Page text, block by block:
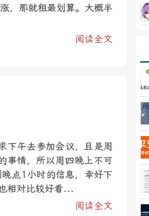
，那就租最划算。大概半
阅读全文
下午去参加会议，且是周
事情，所以周四晚上不可
点1小时的信息，幸好下
相对比较好看...
阅读全文